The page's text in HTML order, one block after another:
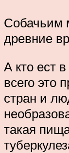
Собачьим
древние
А кто ест
всего это
стран и
такая